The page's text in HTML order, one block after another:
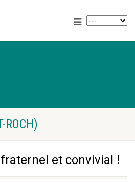
ROCH)
et convivial !